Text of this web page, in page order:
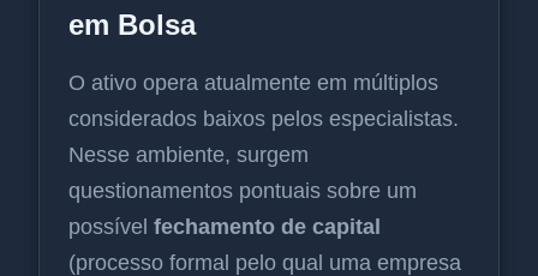
em Bolsa
O ativo opera atualmente em múltiplos
considerados baixos pelos especialistas.
Nesse ambiente, surgem
questionamentos pontuais sobre um
possível fechamento de capital
(processo formal pelo qual uma empresa